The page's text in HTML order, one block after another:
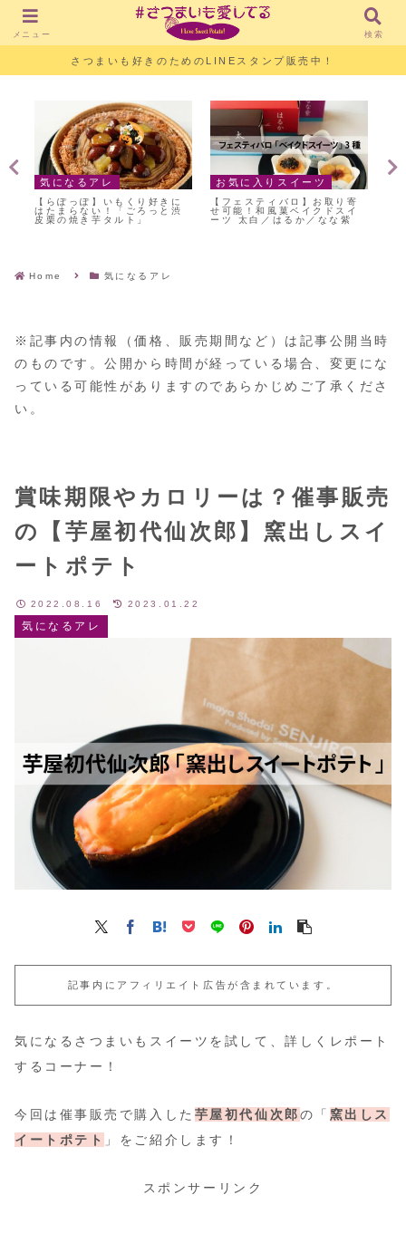
さつまいも好きのためのLINEスタンプ販売中！
気になるアレ
【らぽっぽ】いもくり好きに
はたまらない！「ごろっと渋
皮栗の焼き芋タルト」
お気に入りスイーツ
【フェスティバロ】お取り寄
せ可能！和風菓ベイクドスイ
ーツ 太白／はるか／なな紫
Home 気になるアレ
賞味期限やカロリーは？催事販売
の【芋屋初代仙次郎】窯出しスイ
ートポテト
気になるアレ
2022.08.16 2023.01.22
記事内にアフィリエイト広告が含まれています。
※記事内の情報（価格、販売期間など）は記事公開当時
のものです。公開から時間が経っている場合、変更にな
っている可能性がありますのであらかじめご了承くださ
い。
気になるさつまいもスイーツを試して、詳しくレポート
するコーナー！
今回は催事販売で購入した 芋屋初代仙次郎の「 窯出しス
イートポテト
」をご紹介します！
スポンサーリンク
メニュー 検索